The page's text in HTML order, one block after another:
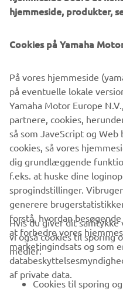
Motor Europe with their
handmade and raw, and
built to ride. As a result
was born and the two
months adding their
XSR700, delivering a
looks ready to tackle the
anything else you want to
VIRKSOMHED
B2B
hjemmeside, produkter,
Cookies på Yamaha
På vores hjemmeside
på eventuelle lokale
Yamaha Motor Europe
partnere, cookies,
så som JaveScript og
cookies, så vores
dig grundlæggende
f.eks. at huske dine
sprogindstillinger.
generere
forstå, hvordan
at forbedre vores
marketingindsats og som
af private data.
Hvis du giver dit
vi også cookies til sporing
medier:
Cookies til sporing